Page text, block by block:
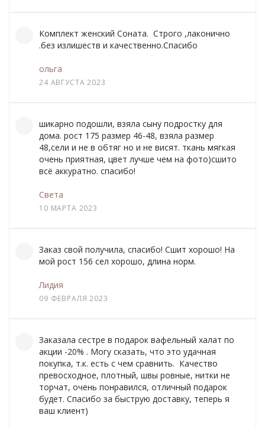
Комплект женский Соната. Строго ,лаконично
.без излишеств и качественно.Спасибо
ольга
24 АВГУСТА 2023
шикарно подошли, взяла сыну подростку для
дома. рост 175 размер 46-48, взяла размер
48,сели и не в обтяг но и не висят. ткань мягкая
очень приятная, цвет лучше чем на фото)сшито
всё аккуратно. спасибо!
Света
10 МАРТА 2023
Заказ свой получила, спасибо! Сшит хорошо! На
мой рост 156 сел хорошо, длина норм.
Лидия
09 ФЕВРАЛЯ 2023
Заказала сестре в подарок вафельный халат по
акции -20% . Могу сказать, что это удачная
покупка, т.к. есть с чем сравнить. Качество
превосходное, плотный, швы ровные, нитки не
торчат, очень понравился, отличный подарок
будет. Спасибо за быструю доставку, теперь я
ваш клиент)